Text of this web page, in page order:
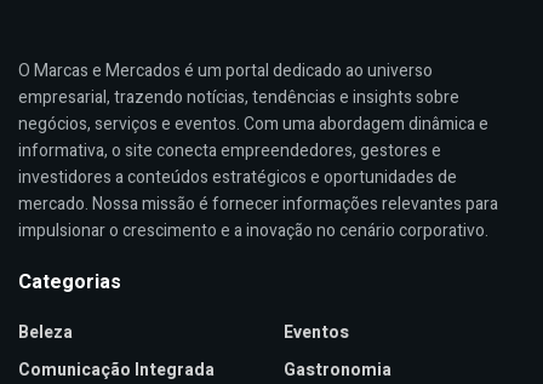
O Marcas e Mercados é um portal dedicado ao universo
empresarial, trazendo notícias, tendências e insights sobre
negócios, serviços e eventos. Com uma abordagem dinâmica e
informativa, o site conecta empreendedores, gestores e
investidores a conteúdos estratégicos e oportunidades de
mercado. Nossa missão é fornecer informações relevantes para
impulsionar o crescimento e a inovação no cenário corporativo.
Categorias
Beleza
Comunicação Integrada
Eventos
Gastronomia